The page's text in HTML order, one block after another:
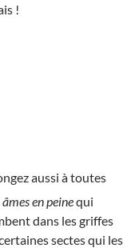
!
aussi à toutes
âmes en peinequi
dans les griffes
sectes qui les